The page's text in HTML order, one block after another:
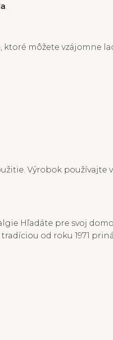
.
môžete vzájomne
Výrobok používajte
Hľadáte pre svoj
od roku 1971